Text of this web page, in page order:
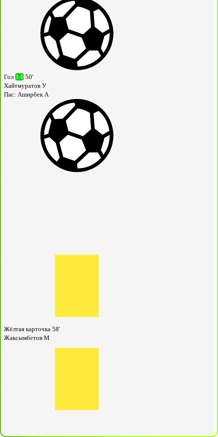
Гол 3:0 50'
Хайтмуратов У
Пас: Аширбек А
Жёлтая карточка 58'
Жаксымбетов М